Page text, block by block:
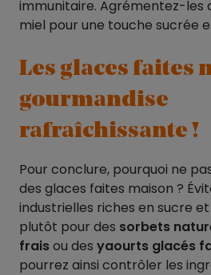
immunitaire. Agrémentez-les
miel pour une touche sucrée
Les glaces faites
gourmandise
rafraîchissante !
Pour conclure, pourquoi ne
des glaces faites maison ?
industrielles riches en sucre
plutôt pour des sorbets
fraisou des yaourts glacés
pourrez ainsi contrôler les